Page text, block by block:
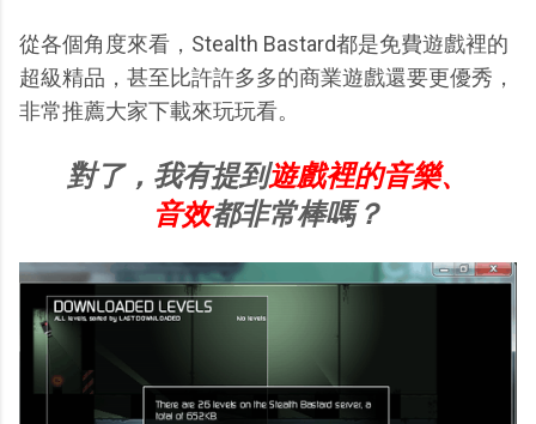
從各個角度來看，Stealth Bastard都是免費遊戲裡的
超級精品，甚至比許許多多的商業遊戲還要更優秀，
非常推薦大家下載來玩玩看。
對了，我有提到遊戲裡的音樂、
音效都非常棒嗎？